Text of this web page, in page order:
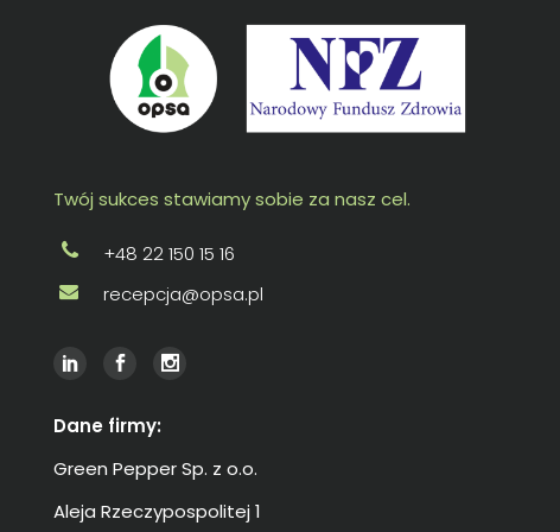
Twój sukces stawiamy sobie za nasz cel.
+48 22 150 15 16
recepcja@opsa.pl
Dane firmy:
Green Pepper Sp. z o.o.
Aleja Rzeczypospolitej 1